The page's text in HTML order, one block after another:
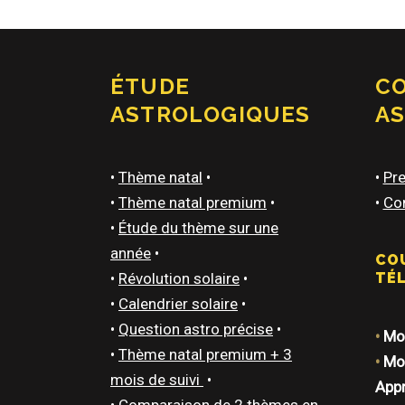
ÉTUDE
ASTROLOGIQUES
• Thème natal •
• Thème natal premium •
• Étude du thème sur une
année •
• Révolution solaire •
• Calendrier solaire •
• Question astro précise •
• Thème natal premium + 3
mois de suivi •
•
•
•
•